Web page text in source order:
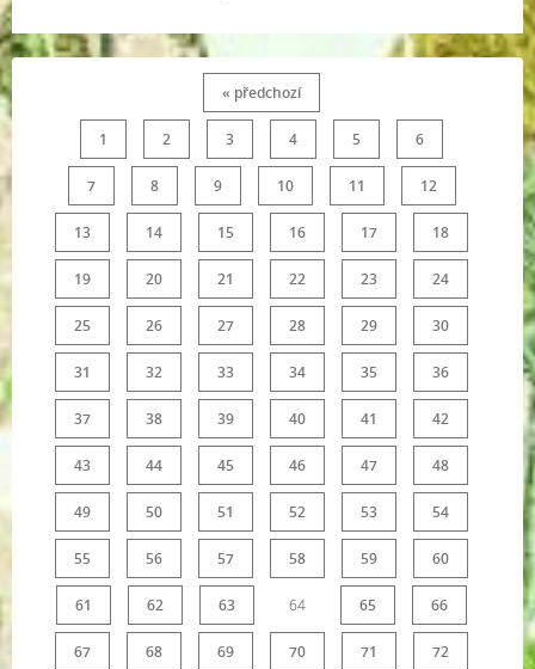
« předchozí
1 2 3 4 5 6
7 8 9 10 11 12
13 14 15 16 17 18
19 20 21 22 23 24
25 26 27 28 29 30
31 32 33 34 35 36
37 38 39 40 41 42
43 44 45 46 47 48
49 50 51 52 53 54
55 56 57 58 59 60
61 62 63 64 65 66
67 68 69 70 71 72